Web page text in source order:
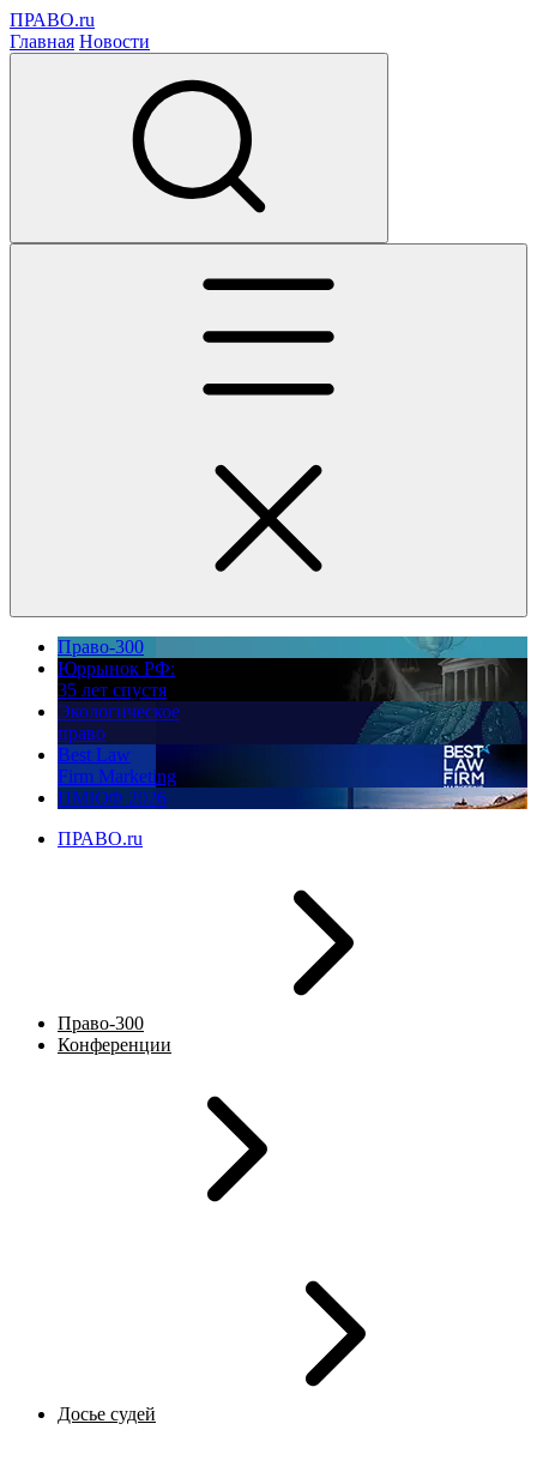
ПРАВО.ru
Главная Новости
Право-300
Юррынок РФ:
35 лет спустя
Экологическое
право
Best Law
Firm Marketing
ПМЮФ 2026
ПРАВО.ru
Право-300
Конференции
Досье судей